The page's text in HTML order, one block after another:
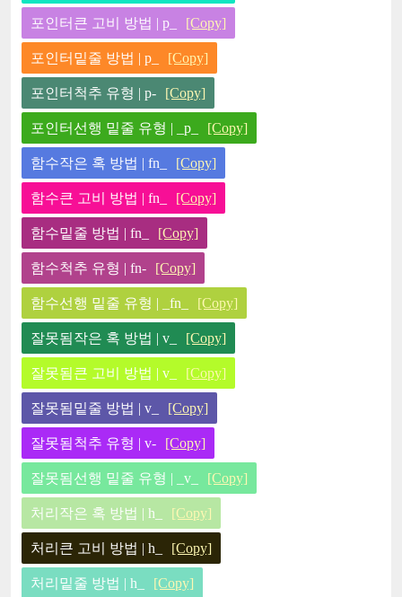
포인터큰 고비 방법 | p_ [Copy]
포인터밑줄 방법 | p_ [Copy]
포인터척추 유형 | p- [Copy]
포인터선행 밑줄 유형 | _p_ [Copy]
함수작은 혹 방법 | fn_ [Copy]
함수큰 고비 방법 | fn_ [Copy]
함수밑줄 방법 | fn_ [Copy]
함수척추 유형 | fn- [Copy]
함수선행 밑줄 유형 | _fn_ [Copy]
잘못됨작은 혹 방법 | v_ [Copy]
잘못됨큰 고비 방법 | v_ [Copy]
잘못됨밑줄 방법 | v_ [Copy]
잘못됨척추 유형 | v- [Copy]
잘못됨선행 밑줄 유형 | _v_ [Copy]
처리작은 혹 방법 | h_ [Copy]
처리큰 고비 방법 | h_ [Copy]
처리밑줄 방법 | h_ [Copy]